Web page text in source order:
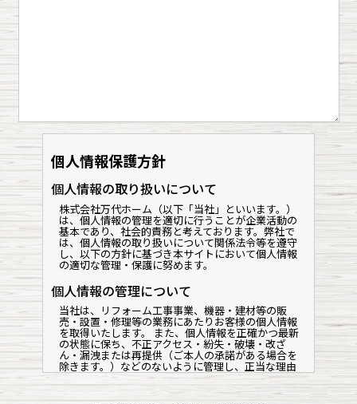
個人情報保護方針
個人情報の取り扱いについて
株式会社万代ホーム（以下「当社」といいます。）
は、個人情報の管理を適切に行うことが企業活動の
基本であり、社会的責務と考えております。弊社で
は、個人情報の取り扱いについて関係法令等を遵守
し、以下の方針に基づき本サイトにおいて個人情報
の適切な管理・保護に努めます。
個人情報の管理について
当社は、リフォーム工事事業、機器・建材等の販
売・設置・修理等の業務にあたりお客様の個人情報
を取得いたします。 また、個人情報を正確かつ最新
の状態に保ち、不正アクセス・紛失・破壊・改ざ
ん・漏洩または再提供（ご本人の承諾がある場合を
除きます。）などのないように管理し、正当な理由
のある場合を除き、当社もしくは当社から委託を受
けた第三者に開示・提供等は致しません。
個人情報の取り扱いに関するお問い合わせ及び個人